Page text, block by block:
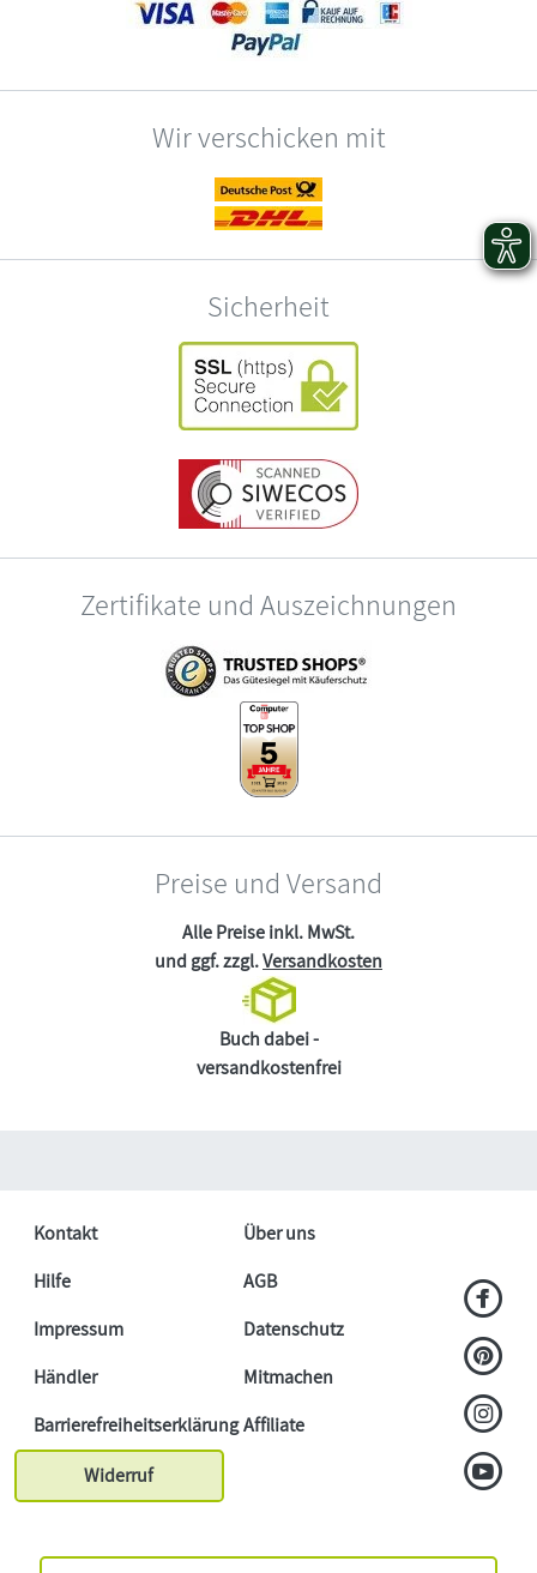
Wir verschicken mit
Sicherheit
Zertifikate und Auszeichnungen
Preise und Versand
Alle Preise inkl. MwSt.
und ggf. zzgl.Versandkosten
Buch dabei -
versandkostenfrei
Kontakt
Über uns
Hilfe
AGB
Impressum
Datenschutz
Händler
Mitmachen
BarrierefreiheitserklärungAffiliate
Widerruf